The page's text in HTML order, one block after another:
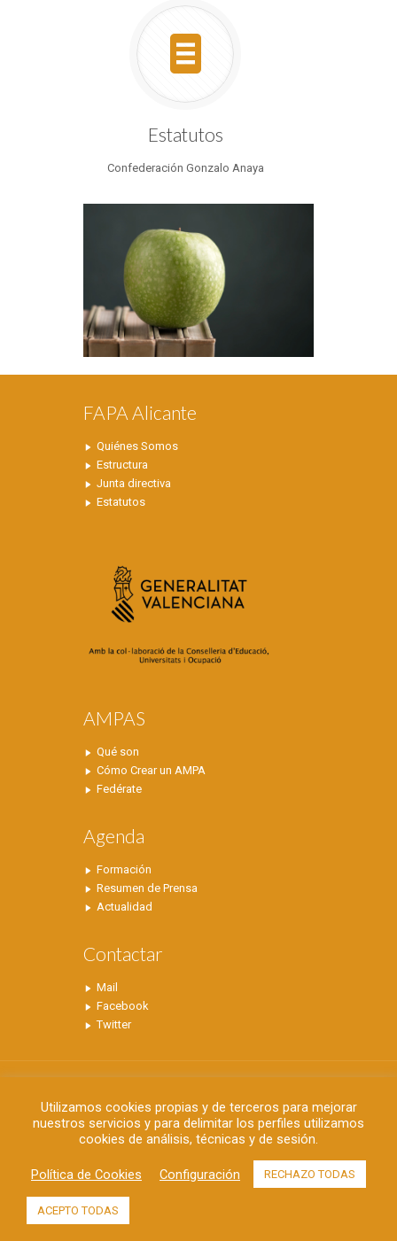
Estatutos
Confederación Gonzalo Anaya
FAPA Alicante
Quiénes Somos
Estructura
Junta directiva
Estatutos
AMPAS
Qué son
Cómo Crear un AMPA
Fedérate
Agenda
Formación
Resumen de Prensa
Actualidad
Contactar
Mail
Facebook
Twitter
©2019 FAPA Alicante - C/ Doctor Sapena, 65
Bajo - 03204 Elche - Alicante - 96 542 07 56 -
administracion@fapaalicante.com
Aviso Legal
Utilizamos cookies propias y de terceros para mejorar
nuestros servicios y para delimitar los perfiles utilizamos
cookies de análisis, técnicas y de sesión.
Política de Cookies Configuración RECHAZO TODAS
ACEPTO TODAS